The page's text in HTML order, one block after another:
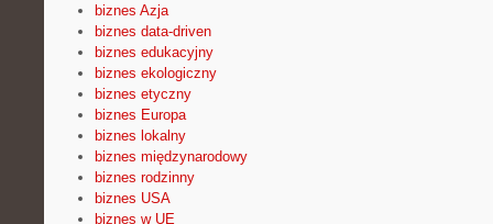
biznes Azja
biznes data-driven
biznes edukacyjny
biznes ekologiczny
biznes etyczny
biznes Europa
biznes lokalny
biznes międzynarodowy
biznes rodzinny
biznes USA
biznes w UE